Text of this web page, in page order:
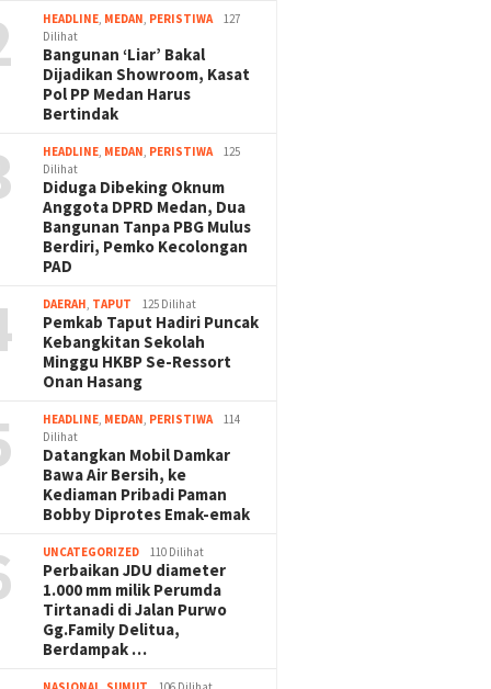
HEADLINE, MEDAN, PERISTIWA
127
Dilihat
Bangunan ‘Liar’ Bakal
Dijadikan Showroom, Kasat
Pol PP Medan Harus
Bertindak
HEADLINE, MEDAN, PERISTIWA
125
Dilihat
Diduga Dibeking Oknum
Anggota DPRD Medan, Dua
Bangunan Tanpa PBG Mulus
Berdiri, Pemko Kecolongan
PAD
DAERAH, TAPUT 125 Dilihat
Pemkab Taput Hadiri Puncak
Kebangkitan Sekolah
Minggu HKBP Se-Ressort
Onan Hasang
HEADLINE, MEDAN, PERISTIWA
114
Dilihat
Datangkan Mobil Damkar
Bawa Air Bersih, ke
Kediaman Pribadi Paman
Bobby Diprotes Emak-emak
UNCATEGORIZED 110 Dilihat
Perbaikan JDU diameter
1.000 mm milik Perumda
Tirtanadi di Jalan Purwo
Gg.Family Delitua,
Berdampak …